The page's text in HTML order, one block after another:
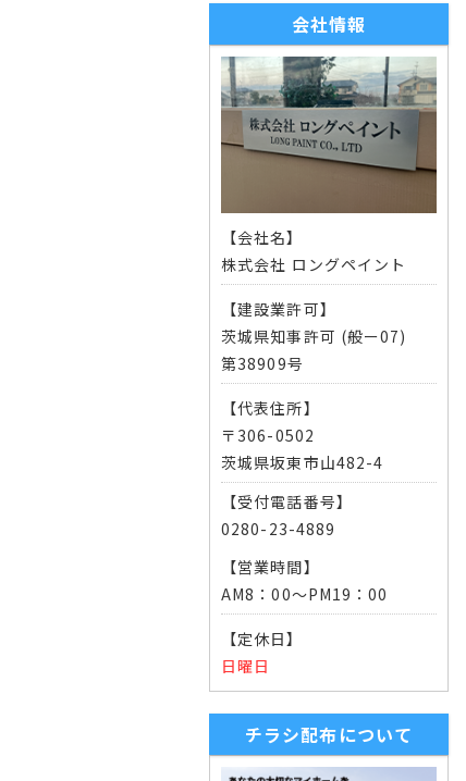
会社情報
【会社名】
株式会社 ロングペイント
【建設業許可】
茨城県知事許可 (般ー07)
第38909号
【代表住所】
〒306-0502
茨城県坂東市山482-4
【受付電話番号】
0280-23-4889
【営業時間】
AM8：00～PM19：00
【定休日】
日曜日
チラシ配布について